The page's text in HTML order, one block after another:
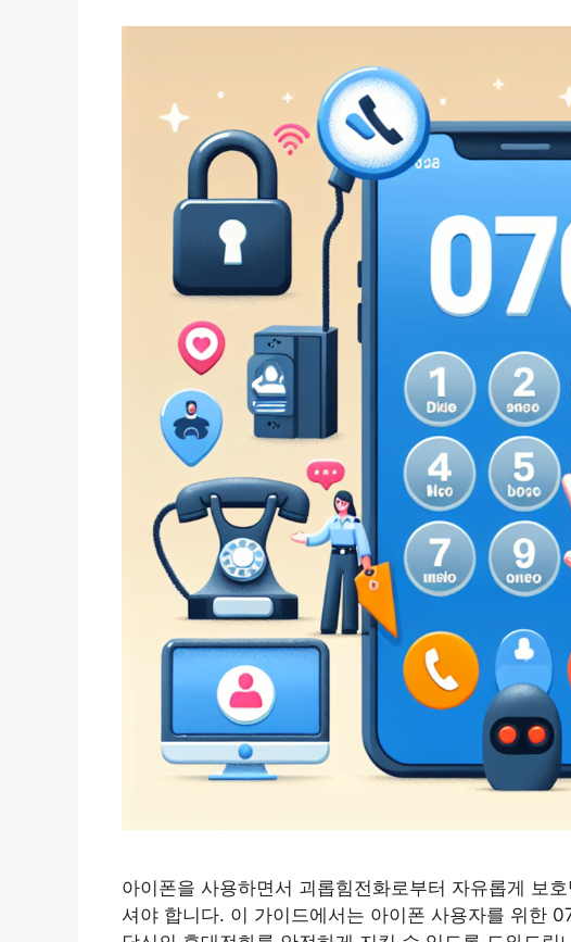
아이폰을 사용하면서 괴롭힘전화로부터 자유롭게 보
셔야 합니다. 이 가이드에서는 아이폰 사용자를 위한